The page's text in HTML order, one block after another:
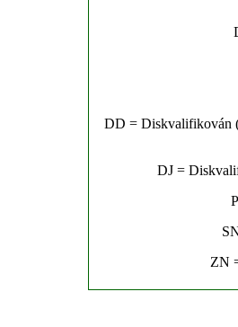
DD = Diskvalifikován
DJ =
ZN